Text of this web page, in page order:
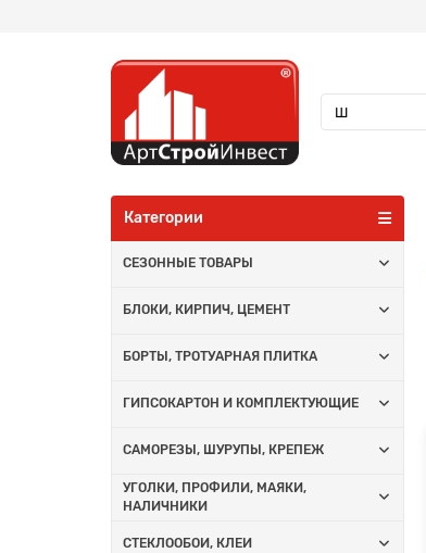
Категории
СЕЗОННЫЕ ТОВАРЫ
БЛОКИ, КИРПИЧ, ЦЕМЕНТ
БОРТЫ, ТРОТУАРНАЯ ПЛИТКА
ГИПСОКАРТОН И КОМПЛЕКТУЮЩИЕ
САМОРЕЗЫ, ШУРУПЫ, КРЕПЕЖ
УГОЛКИ, ПРОФИЛИ, МАЯКИ,
НАЛИЧНИКИ
СТЕКЛООБОИ, КЛЕИ